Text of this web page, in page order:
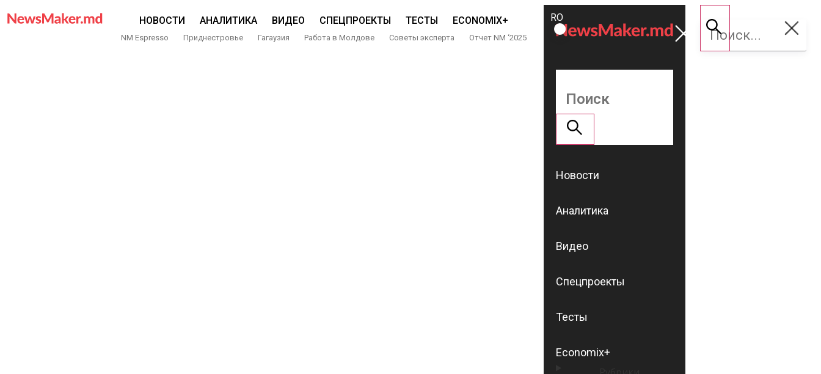
НОВОСТИ АНАЛИТИКА ВИДЕО СПЕЦПРОЕКТЫ ТЕСТЫ ECONOMIX+
NM Espresso Приднестровье Гагаузия Работа в Молдове Советы эксперта Отчет NM ‘2025
ROMÂNĂ
RU
Поддержать
NM
Новости
Аналитика
Видео
Спецпроекты
Тесты
Economix+